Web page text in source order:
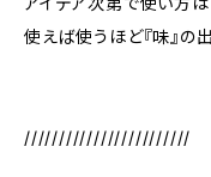
使えば使うほど『味』の
////////////////////////